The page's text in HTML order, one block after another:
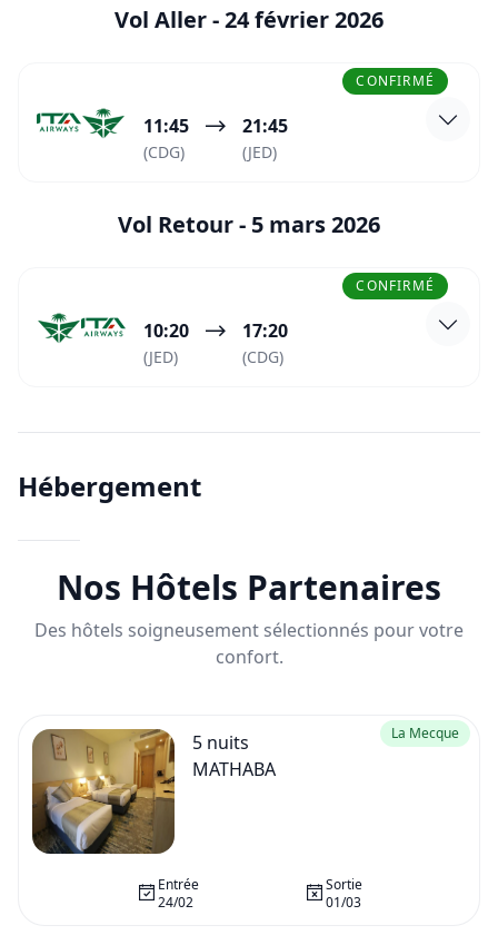
Vol Aller -24 février 2026
CONFIRMÉ
11:45
(CDG)
21:45
(JED)
Vol Retour - 5 mars 2026
CONFIRMÉ
10:20
(JED)
17:20
(CDG)
Hébergement
Nos Hôtels Partenaires
Des hôtels soigneusement sélectionnés pour votre
confort.
La Mecque
5 nuits
MATHABA
Entrée
24/02
Sortie
01/03